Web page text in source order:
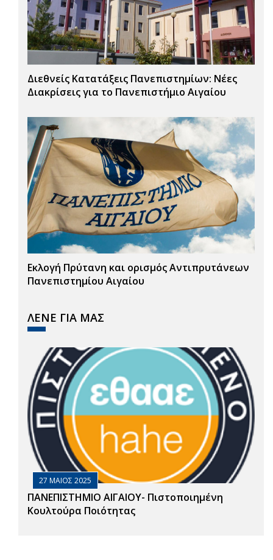
Διεθνείς Κατατάξεις Πανεπιστημίων: Νέες
Διακρίσεις για το Πανεπιστήμιο Αιγαίου
Εκλογή Πρύτανη και ορισμός Αντιπρυτάνεων
Πανεπιστημίου Αιγαίου
ΛΕΝΕ ΓΙΑ ΜΑΣ
27 ΜΑΙΟΣ 2025
ΠΑΝΕΠΙΣΤΗΜΙΟ ΑΙΓΑΙΟΥ- Πιστοποιημένη
Κουλτούρα Ποιότητας